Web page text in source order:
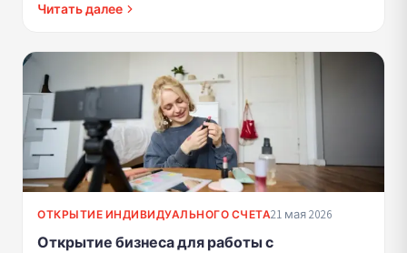
критериям и лицензиям.
Читать далее
ОТКРЫТИЕ ИНДИВИДУАЛЬНОГО СЧЕТА21 мая 2026
Открытие бизнеса для работы с